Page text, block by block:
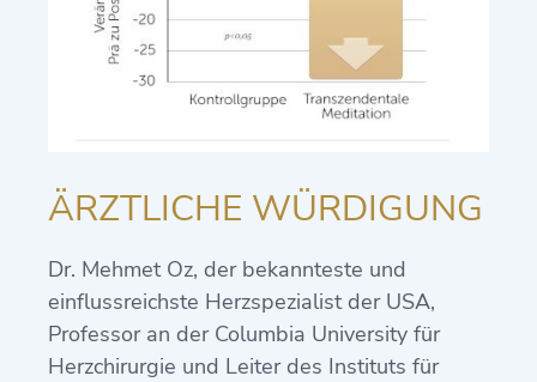
ÄRZTLICHE WÜRDIGUNG
Dr. Mehmet Oz, der bekannteste und
einflussreichste Herzspezialist der USA,
Professor an der Columbia University für
Herzchirurgie und Leiter des Instituts für